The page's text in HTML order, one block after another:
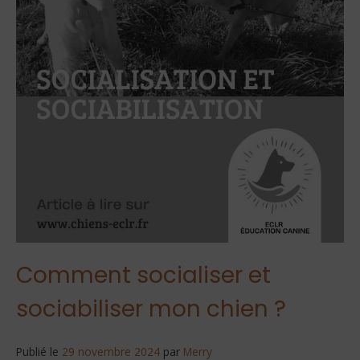
Comment socialiser et
sociabiliser mon chien ?
Publié le 29 novembre 2024 par Merry